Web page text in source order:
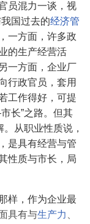
员混力一谈，视
国过去的经济管
一方面，许多政
的生产经营活
一方面，企业厂
行政官员，套用
工作得好，可提
长”之路。但其
从职业性质说，
是具有经营与管
性质与市长，局
样，作为企业最
具有与生产力